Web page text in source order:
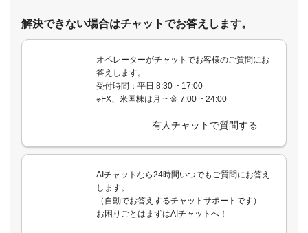
解決できない場合はチャットでお答えします。
オペレーターがチャットでお客様のご質問にお
答えします。
受付時間：平日 8:30 ~ 17:00
※FX、米国株は月 ~ 金 7:00 ~ 24:00
有人チャットで質問する
AIチャットなら24時間いつでもご質問にお答え
します。
（自動でお答えするチャットサポートです）
お困りごとはまずはAIチャットへ！